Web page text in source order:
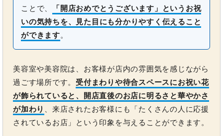
ことで、
「開店おめでとうございます」というお祝
いの気持ちを、見た目にも分かりやすく伝えること
ができます。
美容室や美容院は、お客様が店内の雰囲気を感じながら
過ごす場所です。 受付まわりや待合スペースにお祝い花
が飾られていると、開店直後のお店に明るさと華やかさ
が加わり
、来店されたお客様にも「たくさんの人に応援
されているお店」という印象を与えることができます。